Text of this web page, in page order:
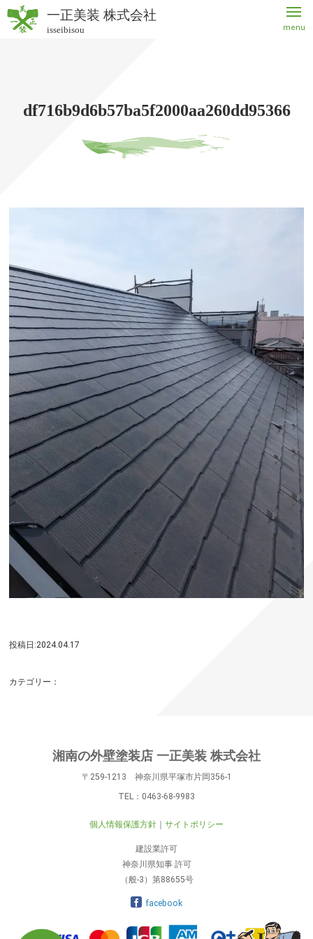
一正美装 株式会社
isseibisou menu
df716b9d6b57ba5f2000aa260dd95366
投稿日:2024.04.17
カテゴリー：
湘南の外壁塗装店 一正美装 株式会社
〒259-1213 神奈川県平塚市片岡356-1
TEL： 0463-68-9983
個人情報保護方針 サイトポリシー
建設業許可
神奈川県知事 許可
（般-3）第88655号
facebook